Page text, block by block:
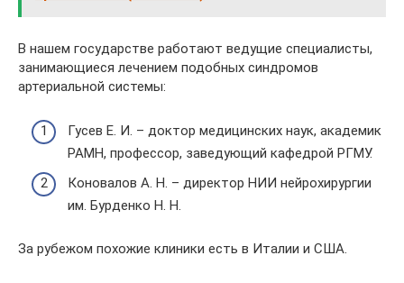
В нашем государстве работают ведущие специалисты,
занимающиеся лечением подобных синдромов
артериальной системы:
Гусев Е. И. – доктор медицинских наук, академик
РАМН, профессор, заведующий кафедрой РГМУ.
Коновалов А. Н. – директор НИИ нейрохирургии
им. Бурденко Н. Н.
За рубежом похожие клиники есть в Италии и США.